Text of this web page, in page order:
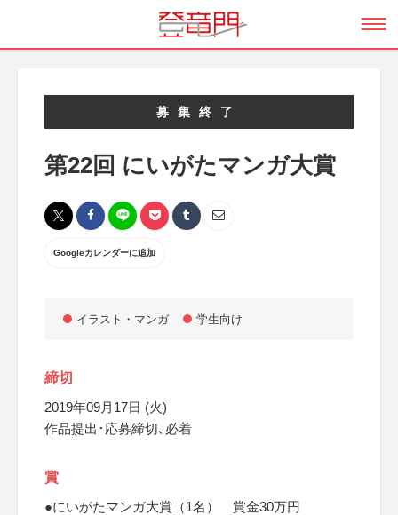
募集終了
第22回 にいがたマンガ大賞
Googleカレンダーに追加
イラスト・マンガ 学生向け
締切
2019年09月17日 (火)
作品提出･応募締切､必着
賞
●にいがたマンガ大賞（1名） 賞金30万円